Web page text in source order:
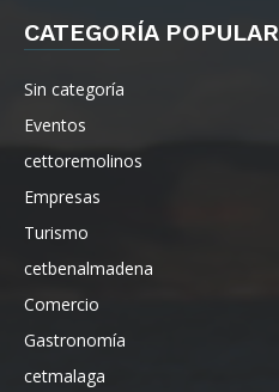
CATEGORÍA POPULAR
Sin categoría
Eventos
cettoremolinos
Empresas
Turismo
cetbenalmadena
Comercio
Gastronomía
cetmalaga